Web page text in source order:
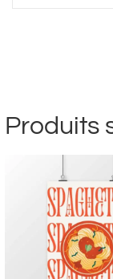
Produits